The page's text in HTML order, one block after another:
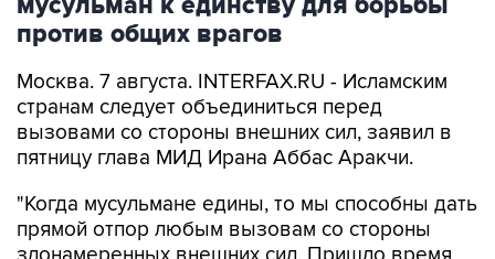
Москва. 7 августа. INTERFAX.RU - Исламским
вызовами со стороны внешних сил, заявил в
пятницу глава МИД Ирана Аббас Аракчи.
"Когда мусульмане едины, то мы способны дать
злонамеренных внешних сил. Пришло время
полагаться только на самих себя и проявлять